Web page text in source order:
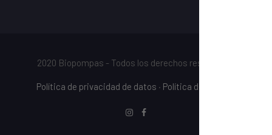
2020 Biopompas - Todos los derechos reservados.
Política de privacidad de datos · Política de cookies